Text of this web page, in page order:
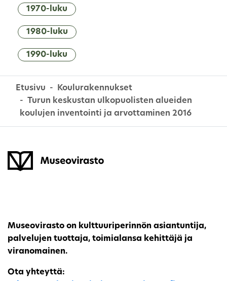
1970-luku
1980-luku
1990-luku
Etusivu
Koulurakennukset
Turun keskustan ulkopuolisten alueiden
koulujen inventointi ja arvottaminen 2016
Museovirasto on kulttuuriperinnön asiantuntija,
palvelujen tuottaja, toimialansa kehittäjä ja
viranomainen.
Ota yhteyttä: